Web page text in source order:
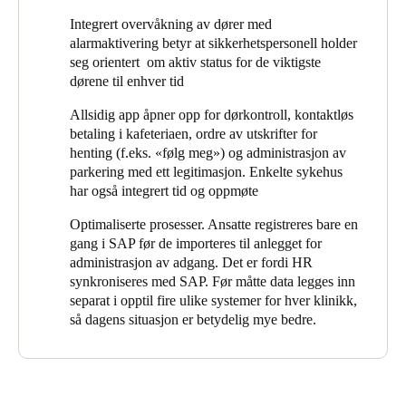
tekniske rom, medisinskap, kontorer, lagerbygninger, innganger
til parkeringsplass og medisinske praksiser til utleie av tilknyttet
leger. Utover disse skulle de ansattes garderober og visse
oppbevaringsrom inkluderes.
Integrert overvåkning av dører med
alarmaktivering betyr at sikkerhetspersonell holder
seg orientert om aktiv status for de viktigste
dørene til enhver tid
Allsidig app åpner opp for dørkontroll, kontaktløs
betaling i kafeteriaen, ordre av utskrifter for
henting (f.eks. «følg meg») og administrasjon av
parkering med ett legitimasjon. Enkelte sykehus
har også integrert tid og oppmøte
Optimaliserte prosesser. Ansatte registreres bare en
gang i SAP før de importeres til anlegget for
administrasjon av adgang. Det er fordi HR
synkroniseres med SAP. Før måtte data legges inn
separat i opptil fire ulike systemer for hver klinikk,
så dagens situasjon er betydelig mye bedre.